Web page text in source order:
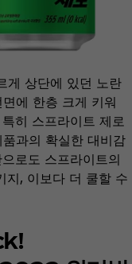
게 상단에 있던 노란
에 한층 크게 키워
히 스프라이트 제로
과의 확실한 대비감
로도 스프라이트의
지, 이보다 더 쿨할 수